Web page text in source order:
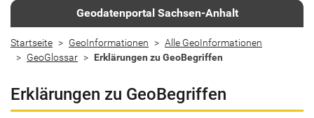
Geodatenportal Sachsen-Anhalt
Startseite GeoInformationen
Alle GeoInformationen
GeoGlossar
Erklärungen zu GeoBegriffen
Erklärungen zu GeoBegriffen